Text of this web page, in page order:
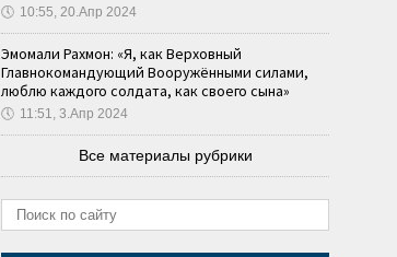
🕔 10:55, 20.Апр 2024
Эмомали Рахмон: «Я, как Верховный
Главнокомандующий Вооружёнными силами,
люблю каждого солдата, как своего сына»
🕔 11:51, 3.Апр 2024
Все материалы рубрики